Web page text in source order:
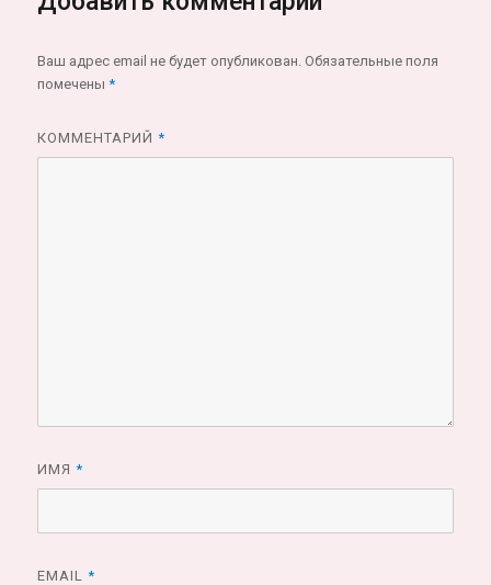
Ваш адрес email не будет опубликован. Обязательные поля
помечены*
КОММЕНТАРИЙ*
ИМЯ*
EMAIL*